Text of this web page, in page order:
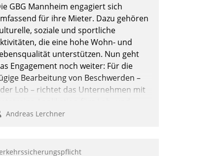
GBG Mannheim engagiert sich
für ihre Mieter. Dazu gehören
soziale und sportliche
die eine hohe Wohn- und
unterstützen. Nun geht
Engagement noch weiter: Für die
Bearbeitung von Beschwerden –
Lob – richtet das Unternehmen mit
Management einen eigenen
Andreas Lerchner